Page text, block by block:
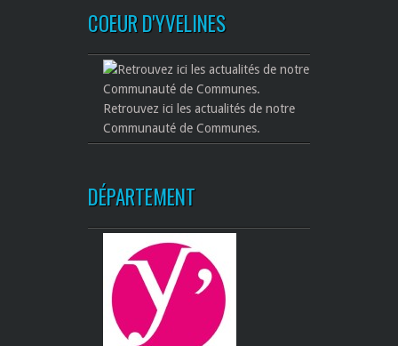
COEUR D'YVELINES
Retrouvez ici les actualités de notre
Communauté de Communes.
DÉPARTEMENT